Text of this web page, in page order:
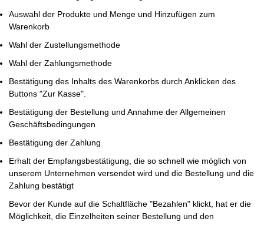
Auswahl der Produkte und Menge und Hinzufügen zum
Warenkorb
Wahl der Zustellungsmethode
Wahl der Zahlungsmethode
Bestätigung des Inhalts des Warenkorbs durch Anklicken des
Buttons "Zur Kasse".
Bestätigung der Bestellung und Annahme der Allgemeinen
Geschäftsbedingungen
Bestätigung der Zahlung
Erhalt der Empfangsbestätigung, die so schnell wie möglich von
unserem Unternehmen versendet wird und die Bestellung und die
Zahlung bestätigt
Bevor der Kunde auf die Schaltfläche "Bezahlen" klickt, hat er die
Möglichkeit, die Einzelheiten seiner Bestellung und den